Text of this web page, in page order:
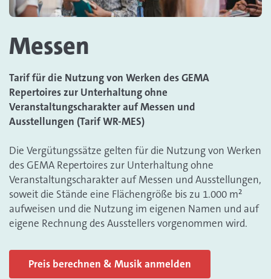
Messen
Tarif für die Nutzung von Werken des GEMA
Repertoires zur Unterhaltung ohne
Veranstaltungscharakter auf Messen und
Ausstellungen (Tarif WR-MES)
Die Vergütungssätze gelten für die Nutzung von Werken
des GEMA Repertoires zur Unterhaltung ohne
Veranstaltungscharakter auf Messen und Ausstellungen,
soweit die Stände eine Flächengröße bis zu 1.000 m²
aufweisen und die Nutzung im eigenen Namen und auf
eigene Rechnung des Ausstellers vorgenommen wird.
Preis berechnen & Musik anmelden